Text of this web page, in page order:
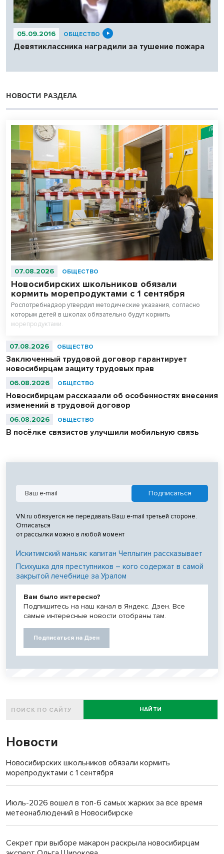
05.09.2016 ОБЩЕСТВО
Девятиклассника наградили за тушение пожара
НОВОСТИ РАЗДЕЛА
07.08.2026 ОБЩЕСТВО
Новосибирских школьников обязали
кормить морепродуктами с 1 сентября
Роспотребнадзор утвердил методические указания, согласно
которым детей в школах обязательно будут кормить
морепродуктами.
07.08.2026 ОБЩЕСТВО
Заключенный трудовой договор гарантирует
новосибирцам защиту трудовых прав
06.08.2026 ОБЩЕСТВО
Новосибирцам рассказали об особенностях внесения
изменений в трудовой договор
06.08.2026 ОБЩЕСТВО
В посёлке связистов улучшили мобильную связь
VN.ru обязуется не передавать Ваш e-mail третьей стороне.
Отписаться
от рассылки можно в любой момент
Искитимский маньяк: капитан Чеплыгин рассказывает
Психушка для преступников – кого содержат в самой
закрытой лечебнице за Уралом
Вам было интересно?
Подпишитесь на наш канал в Яндекс. Дзен. Все
самые интересные новости отобраны там.
Подписаться на Дзен
НАЙТИ
Новости
Новосибирских школьников обязали кормить
морепродуктами с 1 сентября
Июль-2026 вошел в топ-6 самых жарких за все время
метеонаблюдений в Новосибирске
Секрет при выборе макарон раскрыла новосибирцам